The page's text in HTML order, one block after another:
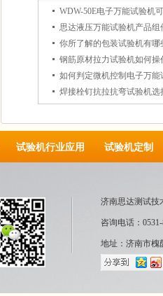
思达液压万能试验机产品组
你所了解的包装试验机有哪
钢筋原材拉力试验机如何操
如何判定微机控制电子万
焊接栓钉抗拉抗弯试验机选
试验机行业应用 试验机定制
济南思达测试技
咨询电话：
地址：济南市槐